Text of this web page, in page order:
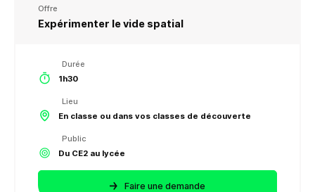
Offre
Expérimenter le vide spatial
Durée
1h30
Lieu
En classe ou dans vos classes de découverte
Public
Du CE2 au lycée
Faire une demande